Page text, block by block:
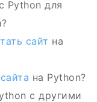
Python для
сайт на
на Python?
с другими